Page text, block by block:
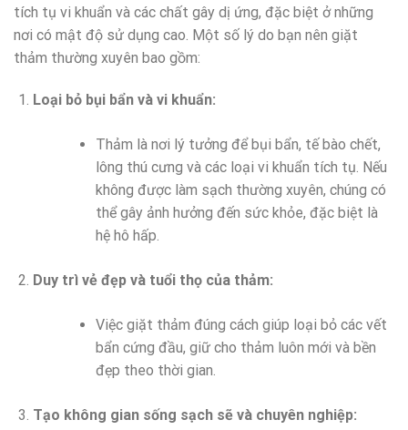
tích tụ vi khuẩn và các chất gây dị ứng, đặc biệt ở những
nơi có mật độ sử dụng cao. Một số lý do bạn nên giặt
thảm thường xuyên bao gồm:
Loại bỏ bụi bẩn và vi khuẩn:
Thảm là nơi lý tưởng để bụi bẩn, tế bào chết,
lông thú cưng và các loại vi khuẩn tích tụ. Nếu
không được làm sạch thường xuyên, chúng có
thể gây ảnh hưởng đến sức khỏe, đặc biệt là
hệ hô hấp.
Duy trì vẻ đẹp và tuổi thọ của thảm:
Việc giặt thảm đúng cách giúp loại bỏ các vết
bẩn cứng đầu, giữ cho thảm luôn mới và bền
đẹp theo thời gian.
Tạo không gian sống sạch sẽ và chuyên nghiệp: